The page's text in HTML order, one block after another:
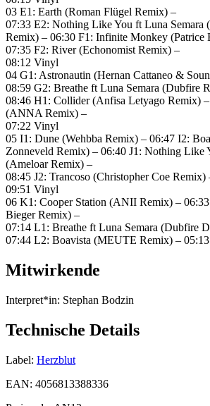
03 E1: Earth (Roman Flügel Remix) –
07:33 E2: Nothing Like You ft Luna Semara
Remix) – 06:30 F1: Infinite Monkey (Patrice
07:35 F2: River (Echonomist Remix) –
08:12 Vinyl
04 G1: Astronautin (Hernan Cattaneo &
08:59 G2: Breathe ft Luna Semara (Dubfire
08:46 H1: Collider (Anfisa Letyago Remix)
(ANNA Remix) –
07:22 Vinyl
05 I1: Dune (Wehbba Remix) – 06:47 I2:
Zonneveld Remix) – 06:40 J1: Nothing Like
(Ameloar Remix) –
08:45 J2: Trancoso (Christopher Coe Remix)
09:51 Vinyl
06 K1: Cooper Station (ANII Remix) –
Bieger Remix) –
07:14 L1: Breathe ft Luna Semara (Dubfire
07:44 L2: Boavista (MEUTE Remix) – 05:13
Mitwirkende
Interpret*in: Stephan Bodzin
Technische Details
Label: Herzblut
EAN: 4056813388336